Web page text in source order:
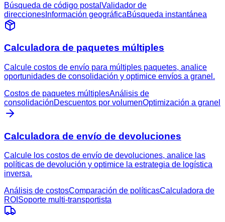
Búsqueda de código postal Validador de
direcciones Información geográficaBúsqueda instantánea
Calculadora de paquetes múltiples
Calcule costos de envío para múltiples paquetes, analice
oportunidades de consolidación y optimice envíos a granel.
Costos de paquetes múltiplesAnálisis de
consolidaciónDescuentos por volumenOptimización a granel
Calculadora de envío de devoluciones
Calcule los costos de envío de devoluciones, analice las
políticas de devolución y optimice la estrategia de logística
inversa.
Análisis de costosComparación de políticasCalculadora de
ROI Soporte multi-transportista